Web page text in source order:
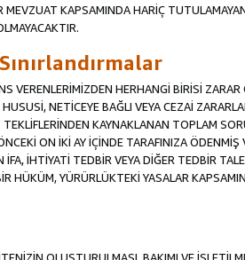
MEVZUAT KAPSAMINDA HARİÇ
VERENLERİMİZDEN HERHANGİ BİRİSİ
NETİCEYE BAĞLI VEYA CEZAİ
KAYNAKLANAN TOPLAM
ON İKİ AY İÇİNDE TARAFINIZA
İFA, İHTİYATİ TEDBİR VEYA DİĞER TEDBİR
HÜKÜM, YÜRÜRLÜKTEKİ YASALAR
OLUŞTURULMASI, BAKIMI VE